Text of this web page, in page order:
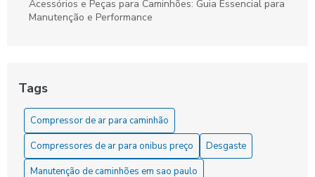
Acessórios e Peças para Caminhões: Guia Essencial para
Manutenção e Performance
Como Comprar o Melhor Servo de Embreagem para Seu
Veículo
Como comprar o servo de embreagem ideal para seu
veículo
Tags
Compressor de ar para caminhão
Compressores de ar para onibus preço
Desgaste
Manutenção de caminhões em sao paulo